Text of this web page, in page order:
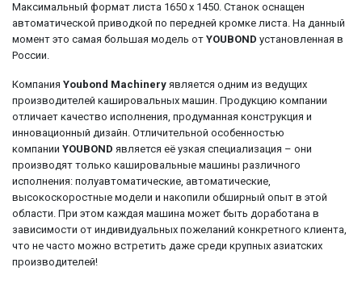
Максимальный формат листа 1650 х 1450. Станок оснащен
автоматической приводкой по передней кромке листа. На данный
момент это самая большая модель от YOUBOND установленная в
России.
Компания Youbond Machinery является одним из ведущих
производителей кашировальных машин. Продукцию компании
отличает качество исполнения, продуманная конструкция и
инновационный дизайн. Отличительной особенностью
компании YOUBOND является её узкая специализация – они
производят только кашировальные машины различного
исполнения: полуавтоматические, автоматические,
высокоскоростные модели и накопили обширный опыт в этой
области. При этом каждая машина может быть доработана в
зависимости от индивидуальных пожеланий конкретного клиента,
что не часто можно встретить даже среди крупных азиатских
производителей!